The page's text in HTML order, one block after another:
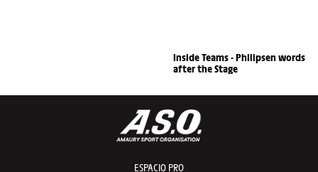
Inside Teams - Philipsen words
after the Stage
ESPACIO PRO